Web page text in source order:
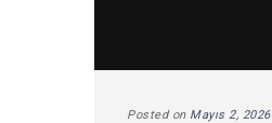
Posted on Mayıs 2, 2026